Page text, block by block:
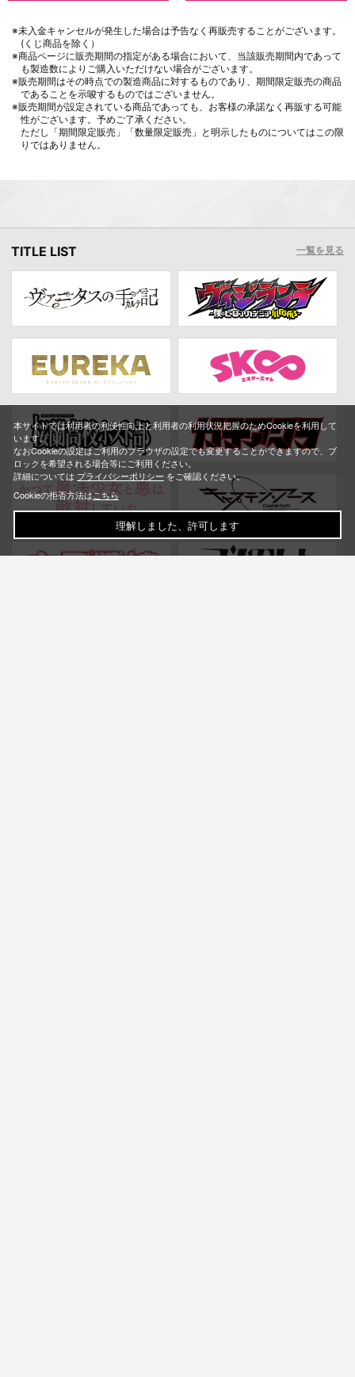
※未入金キャンセルが発生した場合は予告なく再販売することがございます。
(くじ商品を除く）
※商品ページに販売期間の指定がある場合において、当該販売期間内であって
も製造数によりご購入いただけない場合がございます。
※販売期間はその時点での製造商品に対するものであり、期間限定販売の商品
であることを示唆するものではございません。
※販売期間が設定されている商品であっても、お客様の承諾なく再販する可能
性がございます。予めご了承ください。
ただし「期間限定販売」「数量限定販売」と明示したものについてはこの限
りではありません。
TITLE LIST 一覧を見る
本サイトでは利用者の利便性向上と利用者の利用状況把握のためCookieを利用して
います。
なおCookieの設定はご利用のブラウザの設定でも変更することができますので、ブ
ロックを希望される場合等にご利用ください。
詳細については プライバシーポリシー をご確認ください。
Cookieの拒否方法はこちら
理解しました、許可します